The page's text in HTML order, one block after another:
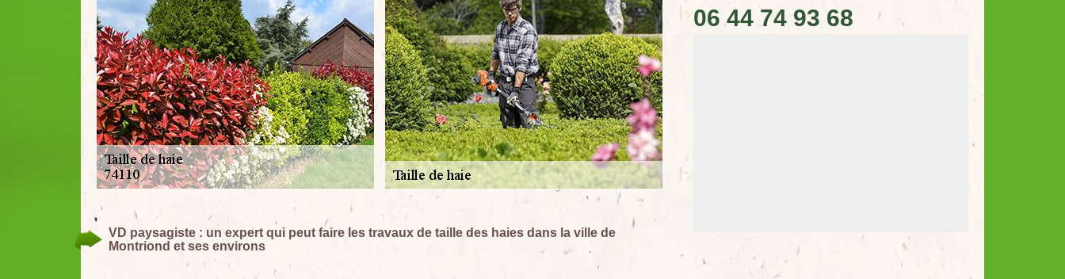
VD paysagiste : un expert qui peut faire les travaux de taille des haies dans la ville de
Montriond et ses environs
06 44 74 93 68